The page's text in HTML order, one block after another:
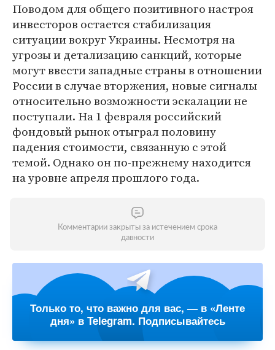
Поводом для общего позитивного настроя
инвесторов остается стабилизация
ситуации вокруг Украины. Несмотря на
угрозы и детализацию санкций, которые
могут ввести западные страны в отношении
России в случае вторжения, новые сигналы
относительно возможности эскалации не
поступали. На 1 февраля российский
фондовый рынок отыграл половину
падения стоимости, связанную с этой
темой. Однако он по-прежнему находится
на уровне апреля прошлого года.
Комментарии закрыты за истечением срока
давности
Только то, что важно для вас, — в «Ленте
дня» в Telegram. Подписывайтесь